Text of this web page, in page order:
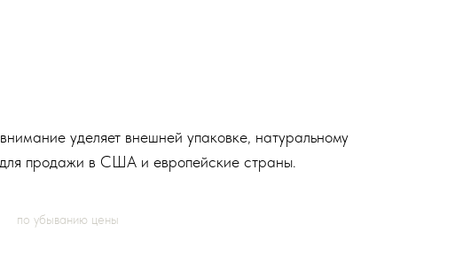
уделяет внешней упаковке, натуральному
для продажи в США и европейские страны.
по убыванию цены